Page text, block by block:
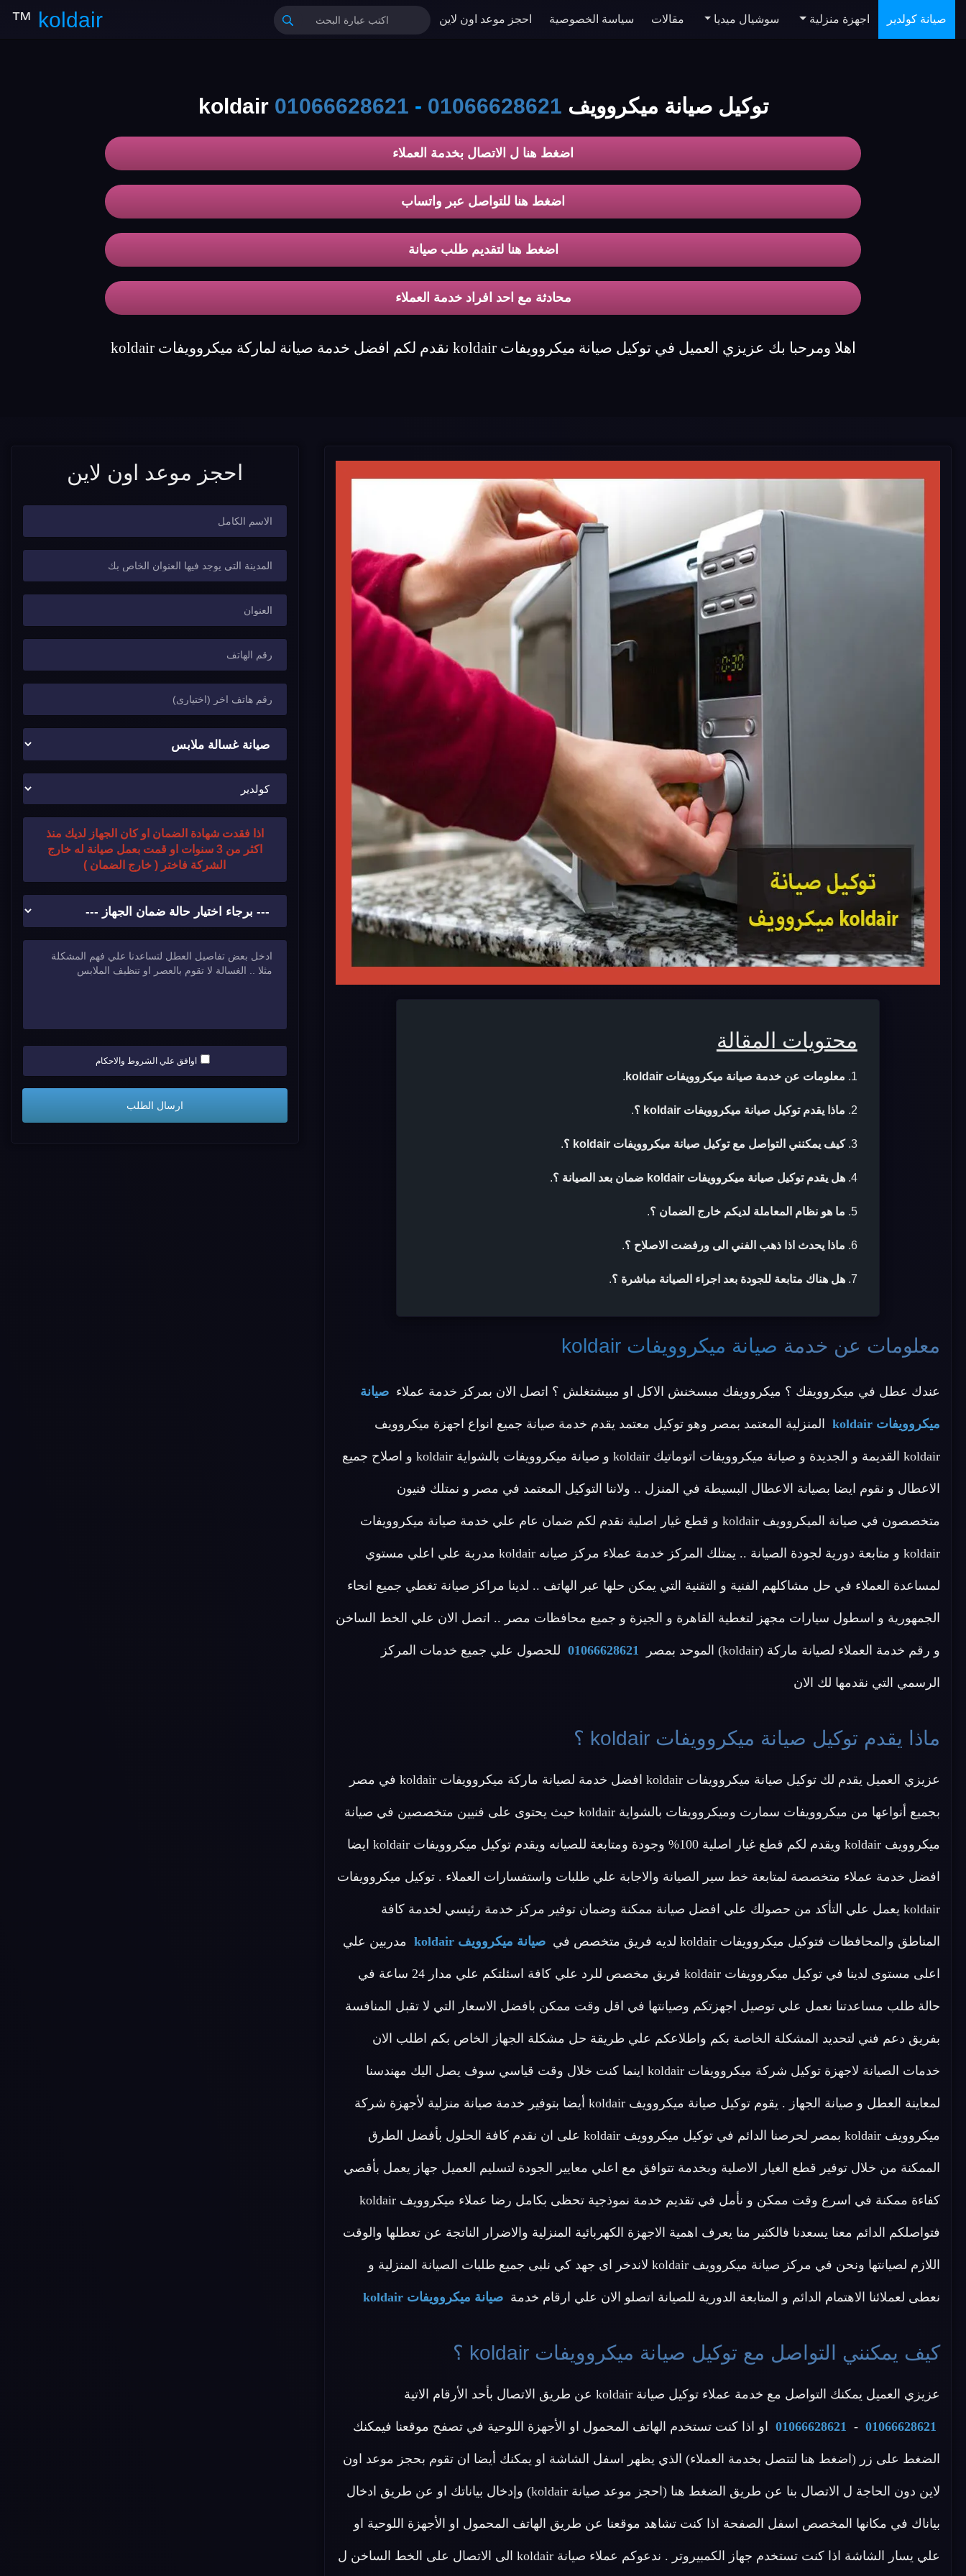
koldair
™ صيانة كولدير اجهزة منزلية سوشيال ميديا مقالات سياسة الخصوصية احجز موعد اون لاين
توكيل صيانة ميكروويف koldair 01066628621 - 01066628621
اضغط هنا ل الاتصال بخدمة العملاء
اضغط هنا للتواصل عبر واتساب
اضغط هنا لتقديم طلب صيانة
محادثة مع احد افراد خدمة العملاء
اهلا ومرحبا بك عزيزي العميل في توكيل صيانة ميكروويفات koldair نقدم لكم افضل خدمة صيانة لماركة ميكروويفات koldair
محتويات المقالة
معلومات عن خدمة صيانة ميكروويفات koldair .
ماذا يقدم توكيل صيانة ميكروويفات koldair ؟ .
كيف يمكنني التواصل مع توكيل صيانة ميكروويفات koldair ؟ .
هل يقدم توكيل صيانة ميكروويفات koldair ضمان بعد الصيانة ؟ .
ما هو نظام المعاملة لديكم خارج الضمان ؟.
ماذا يحدث اذا ذهب الفني الى ورفضت الاصلاح ؟.
هل هناك متابعة للجودة بعد اجراء الصيانة مباشرة ؟.
معلومات عن خدمة صيانة ميكروويفات koldair
عندك عطل في ميكروويفك ؟ ميكروويفك مبسخنش الاكل او مبيشتغلش ؟ اتصل الان بمركز خدمة عملاء صيانة
ميكروويفات koldair المنزلية المعتمد بمصر وهو توكيل معتمد يقدم خدمة صيانة جميع انواع اجهزة ميكروويف
koldair القديمة و الجديدة و صيانة ميكروويفات اتوماتيك koldair و صيانة ميكروويفات بالشواية koldair و اصلاح جميع
الاعطال و نقوم ايضا بصيانة الاعطال البسيطة في المنزل .. ولاننا التوكيل المعتمد في مصر و نمتلك فنيون
متخصصون في صيانة الميكروويف koldair و قطع غيار اصلية نقدم لكم ضمان عام علي خدمة صيانة ميكروويفات
koldair و متابعة دورية لجودة الصيانة .. يمتلك المركز خدمة عملاء مركز صيانه koldair مدربة علي اعلي مستوي
لمساعدة العملاء في حل مشاكلهم الفنية و التقنية التي يمكن حلها عبر الهاتف .. لدينا مراكز صيانة تغطي جميع انحاء
الجمهورية و اسطول سيارات مجهز لتغطية القاهرة و الجيزة و جميع محافظات مصر .. اتصل الان علي الخط الساخن
و رقم خدمة العملاء لصيانة ماركة (koldair) الموحد بمصر 01066628621 للحصول علي جميع خدمات المركز
الرسمي التي نقدمها لك الان
ماذا يقدم توكيل صيانة ميكروويفات koldair ؟
عزيزي العميل يقدم لك توكيل صيانة ميكروويفات koldair افضل خدمة لصيانة ماركة ميكروويفات koldair في مصر
بجميع أنواعها من ميكروويفات سمارت وميكروويفات بالشواية koldair حيث يحتوى على فنيين متخصصين في صيانة
ميكروويف koldair ويقدم لكم قطع غيار اصلية 100% وجودة ومتابعة للصيانه ويقدم توكيل ميكروويفات koldair ايضا
افضل خدمة عملاء متخصصة لمتابعة خط سير الصيانة والاجابة علي طلبات واستفسارات العملاء . توكيل ميكروويفات
koldair يعمل علي التأكد من حصولك علي افضل صيانة ممكنة وضمان توفير مركز خدمة رئيسي لخدمة كافة
المناطق والمحافظات فتوكيل ميكروويفات koldair لديه فريق متخصص في صيانة ميكروويف koldair مدربين علي
اعلى مستوى لدينا في توكيل ميكروويفات koldair فريق مخصص للرد علي كافة اسئلتكم علي مدار 24 ساعة في
حالة طلب مساعدتنا نعمل علي توصيل اجهزتكم وصيانتها في اقل وقت ممكن بافضل الاسعار التي لا تقبل المنافسة
بفريق دعم فني لتحديد المشكلة الخاصة بكم واطلاعكم علي طريقة حل مشكلة الجهاز الخاص بكم اطلب الان
خدمات الصيانة لاجهزة توكيل شركة ميكروويفات koldair اينما كنت خلال وقت قياسي سوف يصل اليك مهندسنا
لمعاينة العطل و صيانة الجهاز . يقوم توكيل صيانة ميكروويف koldair أيضا بتوفير خدمة صيانة منزلية لأجهزة شركة
ميكروويف koldair بمصر لحرصنا الدائم في توكيل ميكروويف koldair على ان نقدم كافة الحلول بأفضل الطرق
الممكنة من خلال توفير قطع الغيار الاصلية وبخدمة تتوافق مع اعلي معايير الجودة لتسليم العميل جهاز يعمل بأقصي
كفاءة ممكنة في اسرع وقت ممكن و نأمل في تقديم خدمة نموذجية تحظى بكامل رضا عملاء ميكروويف koldair
فتواصلكم الدائم معنا يسعدنا فالكثير منا يعرف اهمية الاجهزة الكهربائية المنزلية والاضرار الناتجة عن تعطلها والوقت
اللازم لصيانتها ونحن في مركز صيانة ميكروويف koldair لاندخر اى جهد كي نلبى جميع طلبات الصيانة المنزلية و
نعطى لعملائنا الاهتمام الدائم و المتابعة الدورية للصيانة اتصلو الان علي ارقام خدمة صيانة ميكروويفات koldair
كيف يمكنني التواصل مع توكيل صيانة ميكروويفات koldair ؟
عزيزي العميل يمكنك التواصل مع خدمة عملاء توكيل صيانة koldair عن طريق الاتصال بأحد الأرقام الاتية
01066628621
-
01066628621 او اذا كنت تستخدم الهاتف المحمول او الأجهزة اللوحية في تصفح موقعنا فيمكنك
الضغط على زر (اضغط هنا لتتصل بخدمة العملاء) الذي يظهر اسفل الشاشة او يمكنك أيضا ان تقوم بحجز موعد اون
لاين دون الحاجة ل الاتصال بنا عن طريق الضغط هنا (احجز موعد صيانة koldair) وإدخال بياناتك او عن طريق ادخال
بياناك في مكانها المخصص اسفل الصفحة اذا كنت تشاهد موقعنا عن طريق الهاتف المحمول او الأجهزة اللوحية او
علي يسار الشاشة اذا كنت تستخدم جهاز الكمبيروتر . ندعوكم عملاء صيانة koldair الى الاتصال على الخط الساخن ل
احجز موعد اون لاين
اذا فقدت شهادة الضمان او كان الجهاز لديك منذ
اكثر من 3 سنوات او قمت بعمل صيانة له خارج
الشركة فاختر ( خارج الضمان )
اوافق علي الشروط والاحكام